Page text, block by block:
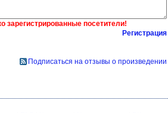
зарегистрированные посетители!
Регистрация
Подписаться на отзывы о произведении